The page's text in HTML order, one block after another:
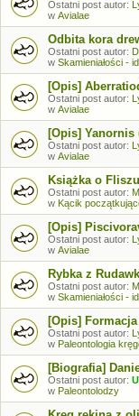
Ostatni post autor:
w Avialae
Odbita kora
Ostatni post autor:
w Skamieniałości -
[Opis]
Ostatni post autor:
w Avialae
[Opis] Yanornis
Ostatni post autor:
w Avialae
Książka o
Ostatni post autor:
w Kącik
[Opis]
Ostatni post autor:
w Avialae
Rybka z
Ostatni post autor:
w Skamieniałości -
[Opis]
Ostatni post autor:
w Paleontologia
[Biografia]
Ostatni post autor:
w Paleontolodzy